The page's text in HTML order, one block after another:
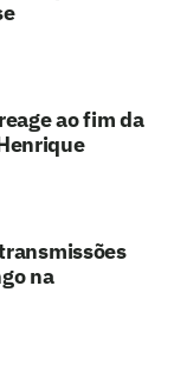
ao fim da
na